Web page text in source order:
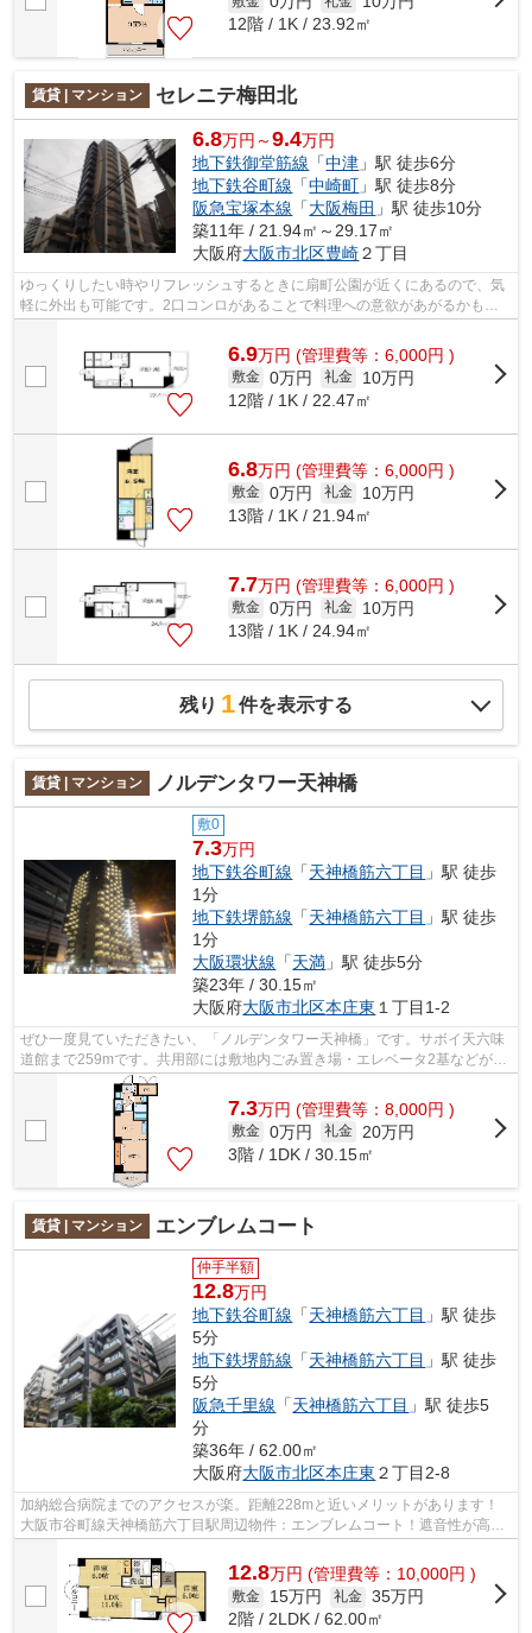
12階 / 1K / 23.92㎡
賃貸 | マンション セレニテ梅田北
6.8万円～9.4万円
地下鉄御堂筋線 「中津 」駅 徒歩6分
地下鉄谷町線 「中崎町 」駅 徒歩8分
阪急宝塚本線 「大阪梅田 」駅 徒歩10分
築11年 / 21.94㎡～29.17㎡
大阪府大阪市北区豊崎２丁目
ゆっくりしたい時やリフレッシュするときに扇町公園が近くにあるので、気
軽に外出も可能です。2口コンロがあることで料理への意欲があがるかもし
6.9万円 (管理費等：6,000円 )
敷金 0万円 礼金
10万円
12階 / 1K / 22.47㎡
6.8万円 (管理費等：6,000円 )
敷金 0万円 礼金
10万円
13階 / 1K / 21.94㎡
7.7万円 (管理費等：6,000円 )
敷金 0万円 礼金
10万円
13階 / 1K / 24.94㎡
残り 1件を表示する
賃貸 | マンション ノルデンタワー天神橋
敷0
7.3万円
地下鉄谷町線 「天神橋筋六丁目 」駅 徒歩
1分
地下鉄堺筋線 「天神橋筋六丁目 」駅 徒歩
1分
大阪環状線 「天満 」駅 徒歩5分
築23年 / 30.15㎡
大阪府大阪市北区本庄東 １丁目1-2
ぜひ一度見ていただきたい、「ノルデンタワー天神橋」です。サボイ天六味
道館まで259mです。共用部には敷地内ごみ置き場・エレベータ2基などが揃
っており、とても充実しています。景色...
7.3万円 (管理費等：8,000円 )
敷金 0万円 礼金
20万円
3階 / 1DK / 30.15㎡
賃貸 | マンション エンブレムコート
仲手半額
12.8万円
地下鉄谷町線 「天神橋筋六丁目 」駅 徒歩
5分
地下鉄堺筋線 「天神橋筋六丁目 」駅 徒歩
5分
阪急千里線 「天神橋筋六丁目 」駅 徒歩5
分
築36年 / 62.00㎡
大阪府大阪市北区本庄東 ２丁目2-8
加納総合病院までのアクセスが楽。距離228mと近いメリットがあります！
大阪市谷町線天神橋筋六丁目駅周辺物件：エンブレムコート！遮音性が高く
静かな住環境の鉄筋コンクリート(RC)構...
12.8万円 (管理費等：10,000円 )
敷金 15万円 礼金 35万円
2階 / 2LDK / 62.00㎡